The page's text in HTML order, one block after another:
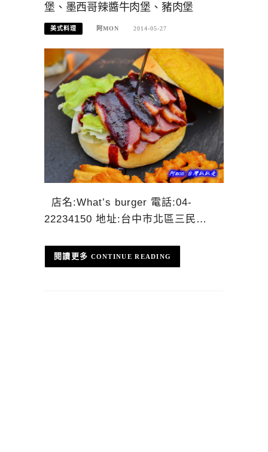
堡、墨西哥辣醬牛肉堡、豬肉堡
美式料理 阿MON 2014-05-27
店名:What’s burger 電話:04-
22234150 地址:台中市北區三民…
CONTINUE READING